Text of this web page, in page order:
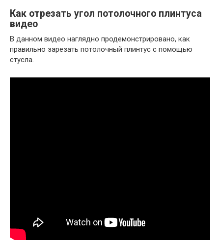
Как отрезать угол потолочного плинтуса
видео
В данном видео наглядно продемонстрировано, как
правильно зарезать потолочный плинтус с помощью
стусла.